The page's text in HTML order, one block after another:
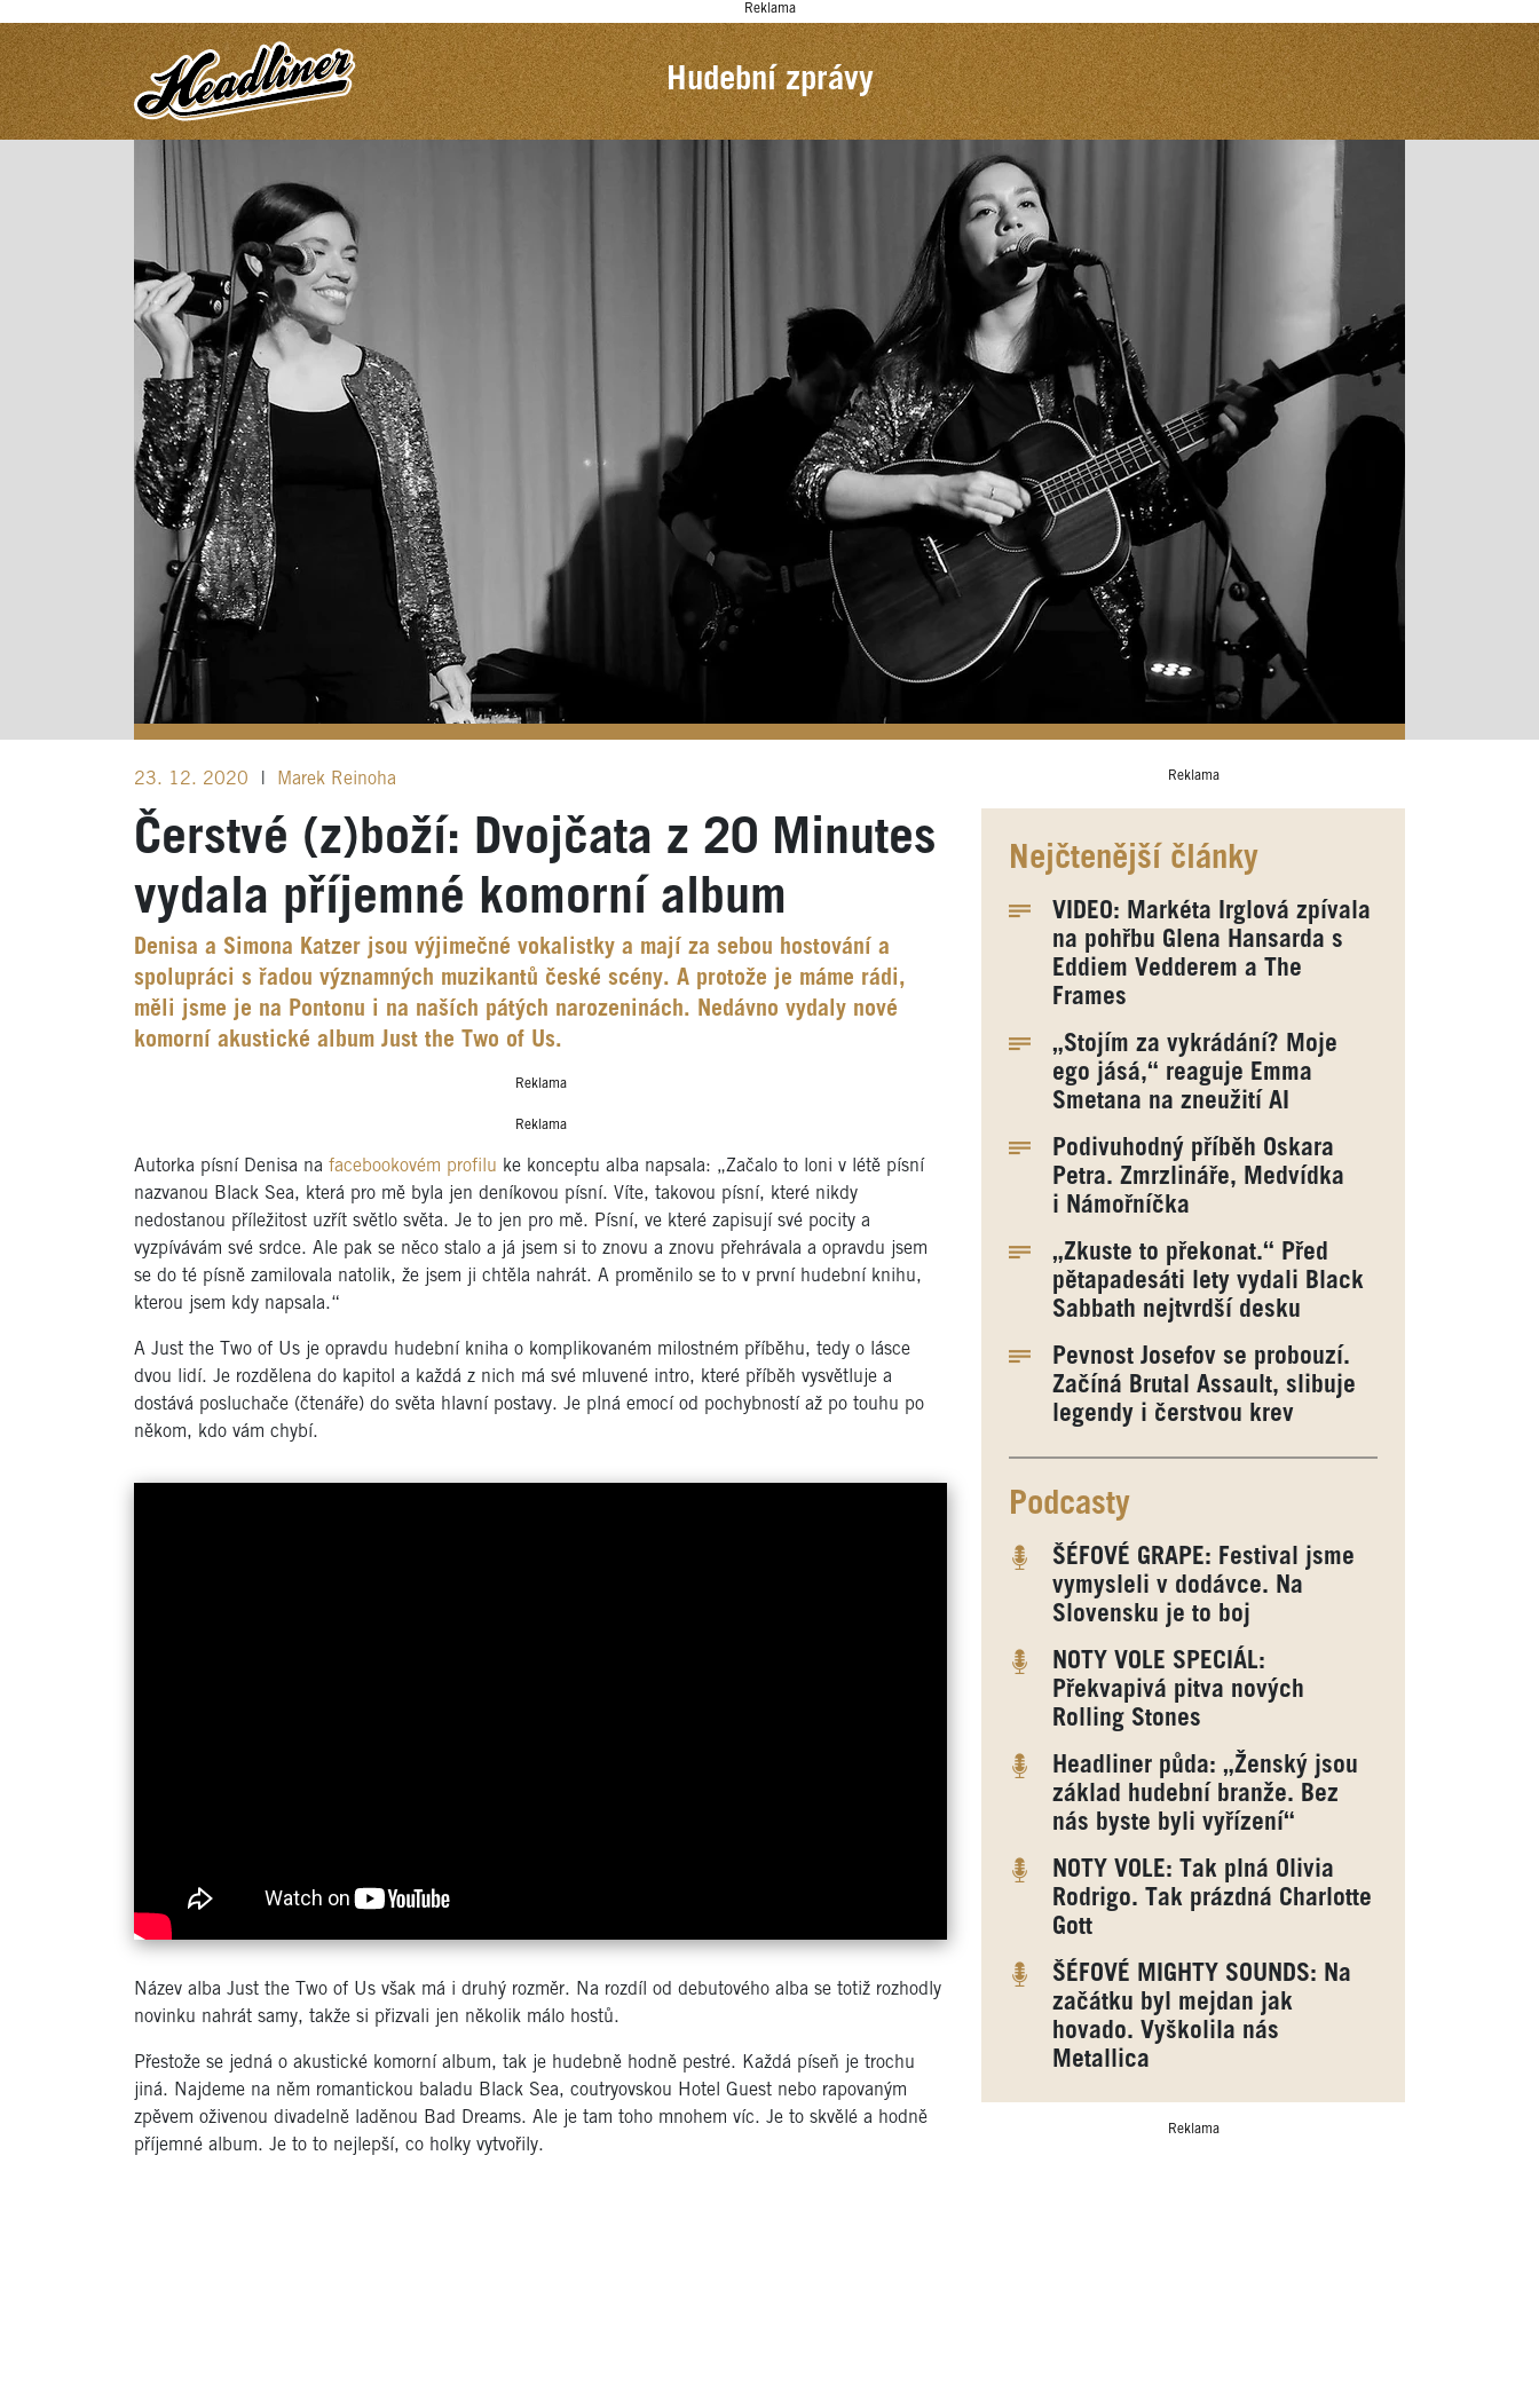
Reklama
Hudební zprávy
23. 12. 2020 Marek Reinoha
Čerstvé (z)boží: Dvojčata z 20 Minutes
vydala příjemné komorní album
Denisa a Simona Katzer jsou výjimečné vokalistky a mají za sebou hostování a
spolupráci s řadou významných muzikantů české scény. A protože je máme rádi,
měli jsme je na Pontonu i na naších pátých narozeninách. Nedávno vydaly nové
komorní akustické album Just the Two of Us.
Reklama
Reklama
Autorka písní Denisa na facebookovém profilu ke konceptu alba napsala: „Začalo to loni v létě písní
nazvanou Black Sea, která pro mě byla jen deníkovou písní. Víte, takovou písní, které nikdy
nedostanou příležitost uzřít světlo světa. Je to jen pro mě. Písní, ve které zapisují své pocity a
vyzpívávám své srdce. Ale pak se něco stalo a já jsem si to znovu a znovu přehrávala a opravdu jsem
se do té písně zamilovala natolik, že jsem ji chtěla nahrát. A proměnilo se to v první hudební knihu,
kterou jsem kdy napsala.“
A Just the Two of Us je opravdu hudební kniha o komplikovaném milostném příběhu, tedy o lásce
dvou lidí. Je rozdělena do kapitol a každá z nich má své mluvené intro, které příběh vysvětluje a
dostává posluchače (čtenáře) do světa hlavní postavy. Je plná emocí od pochybností až po touhu po
někom, kdo vám chybí.
Název alba Just the Two of Us však má i druhý rozměr. Na rozdíl od debutového alba se totiž rozhodly
novinku nahrát samy, takže si přizvali jen několik málo hostů.
Přestože se jedná o akustické komorní album, tak je hudebně hodně pestré. Každá píseň je trochu
jiná. Najdeme na něm romantickou baladu Black Sea, coutryovskou Hotel Guest nebo rapovaným
zpěvem oživenou divadelně laděnou Bad Dreams. Ale je tam toho mnohem víc. Je to skvělé a hodně
příjemné album. Je to to nejlepší, co holky vytvořily.
Reklama
Nejčtenější články
VIDEO: Markéta Irglová zpívala
na pohřbu Glena Hansarda s
Eddiem Vedderem a The
Frames
„Stojím za vykrádání? Moje
ego jásá,“ reaguje Emma
Smetana na zneužití AI
Podivuhodný příběh Oskara
Petra. Zmrzlináře, Medvídka
i Námořníčka
„Zkuste to překonat.“ Před
pětapadesáti lety vydali Black
Sabbath nejtvrdší desku
Pevnost Josefov se probouzí.
Začíná Brutal Assault, slibuje
legendy i čerstvou krev
Podcasty
ŠÉFOVÉ GRAPE: Festival jsme
vymysleli v dodávce. Na
Slovensku je to boj
NOTY VOLE SPECIÁL:
Překvapivá pitva nových
Rolling Stones
Headliner půda: „Ženský jsou
základ hudební branže. Bez
nás byste byli vyřízení“
NOTY VOLE: Tak plná Olivia
Rodrigo. Tak prázdná Charlotte
Gott
ŠÉFOVÉ MIGHTY SOUNDS: Na
začátku byl mejdan jak
hovado. Vyškolila nás
Metallica
Reklama